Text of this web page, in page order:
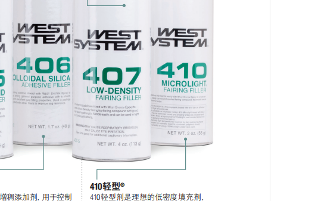
质，提高流动性和抗结块性。
树脂桶小车，方便实用
多功能油品小推车